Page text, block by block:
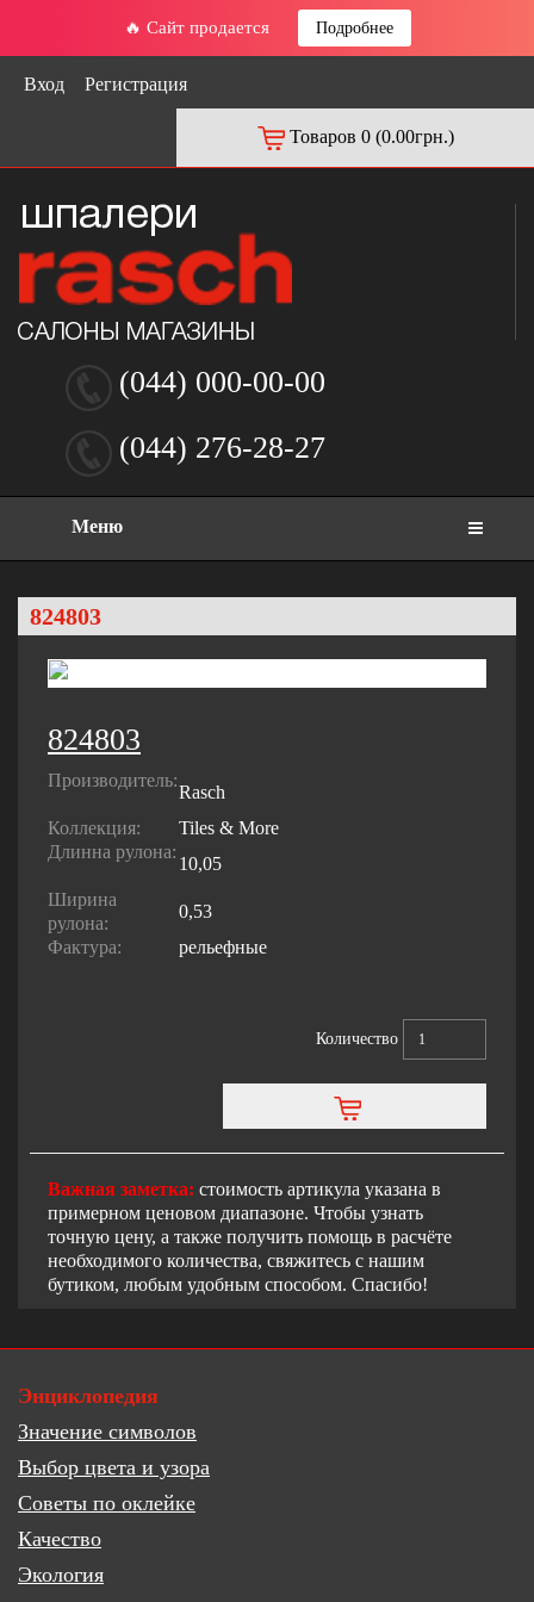
🔥 Сайт продается Подробнее
Вход Регистрация
Товаров 0 (0.00грн.)
(044) 000-00-00
(044) 276-28-27
Меню
824803
824803
Производитель:
Rasch
Коллекция:
Tiles & More
Длинна рулона:
10,05
Ширина
рулона:
0,53
Фактура:
рельефные
Количество
Важная заметка: стоимость артикула указана в
примерном ценовом диапазоне. Чтобы узнать
точную цену, а также получить помощь в расчёте
необходимого количества, свяжитесь с нашим
бутиком, любым удобным способом. Спасибо!
Энциклопедия
Значение символов
Выбор цвета и узора
Советы по оклейке
Качество
Экология